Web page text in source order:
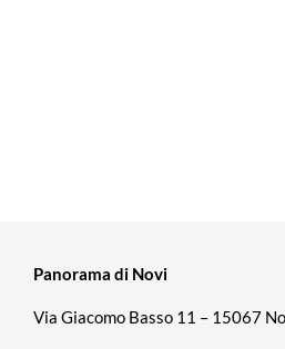
Panorama di Novi
Via Giacomo Basso 11 – 15067